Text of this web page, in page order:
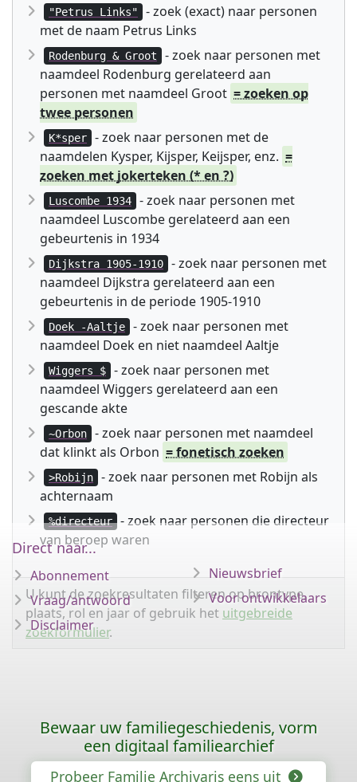
"Petrus Links"
- zoek (exact) naar personen
met de naam Petrus Links
Rodenburg & Groot
- zoek naar personen met
naamdeel Rodenburg gerelateerd aan
personen met naamdeel Groot = zoeken op
twee personen
K*sper
- zoek naar personen met de
naamdelen Kysper, Kijsper, Keijsper, enz. =
zoeken met jokerteken (* en ?)
Luscombe 1934
- zoek naar personen met
naamdeel Luscombe gerelateerd aan een
gebeurtenis in 1934
Dijkstra 1905-1910
- zoek naar personen met
naamdeel Dijkstra gerelateerd aan een
gebeurtenis in de periode 1905-1910
Doek -Aaltje
- zoek naar personen met
naamdeel Doek en niet naamdeel Aaltje
Wiggers $
- zoek naar personen met
naamdeel Wiggers gerelateerd aan een
gescande akte
~Orbon
- zoek naar personen met naamdeel
dat klinkt als Orbon = fonetisch zoeken
>Robijn
- zoek naar personen met Robijn als
achternaam
%directeur
- zoek naar personen die directeur
van beroep waren
U kunt de zoekresultaten filteren op brontype,
plaats, rol en jaar of gebruik het uitgebreide
zoekformulier.
Direct naar...
Abonnement
Vraag/antwoord
Disclaimer
Nieuwsbrief
Voor ontwikkelaars
Bewaar uw familiegeschiedenis, vorm
een digitaal familiearchief
Probeer Familie Archivaris eens uit